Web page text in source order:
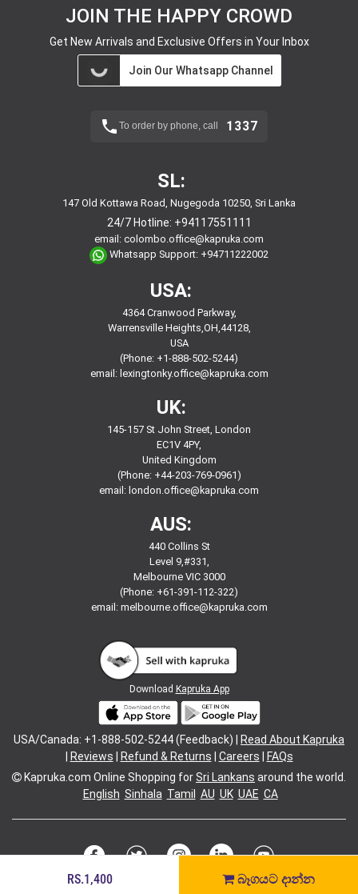
RS.1,400 බෑගයට දාන්න
JOIN THE HAPPY CROWD
Get New Arrivals and Exclusive Offers in Your Inbox
Join Our Whatsapp Channel
To order by phone, call 1337
SL:
147 Old Kottawa Road, Nugegoda 10250, Sri Lanka
24/7 Hotline: +94117551111
email: colombo.office@kapruka.com
Whatsapp Support: +94711222002
USA:
4364 Cranwood Parkway,
Warrensville Heights,OH,44128,
USA
(Phone: +1-888-502-5244)
email: lexingtonky.office@kapruka.com
UK:
145-157 St John Street, London
EC1V 4PY,
United Kingdom
(Phone: +44-203-769-0961)
email: london.office@kapruka.com
AUS:
440 Collins St
Level 9,#331,
Melbourne VIC 3000
(Phone: +61-391-112-322)
email: melbourne.office@kapruka.com
Download Kapruka App
USA/Canada: +1-888-502-5244 (Feedback) |
Read About Kapruka
Reviews Refund & Returns Careers
FAQs
Kapruka.com Online Shopping forSri Lankans around the world.
English Sinhala Tamil AU UK UAE CA